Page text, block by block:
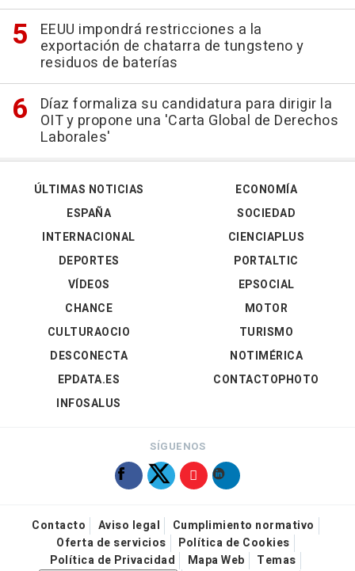
EEUU impondrá restricciones a la
exportación de chatarra de tungsteno y
residuos de baterías
Díaz formaliza su candidatura para dirigir la
OIT y propone una 'Carta Global de Derechos
Laborales'
ÚLTIMAS NOTICIAS
ESPAÑA
INTERNACIONAL
DEPORTES
VÍDEOS
ECONOMÍA
SOCIEDAD
CIENCIAPLUS
PORTALTIC
EPSOCIAL
CHANCE
CULTURAOCIO
DESCONECTA
EPDATA.ES
INFOSALUS
MOTOR
TURISMO
NOTIMÉRICA
CONTACTOPHOTO
SÍGUENOS
Contacto Aviso legal
Cumplimiento normativo
Oferta de servicios
Política de Cookies
Política de Privacidad
Mapa Web
Temas